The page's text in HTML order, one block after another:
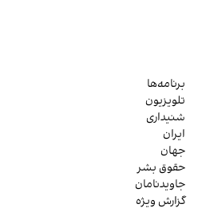
برنامه‌ها
تلویزیون
شنیداری
ایران
جهان
حقوق بشر
جاویدنامان
گزارش ویژه